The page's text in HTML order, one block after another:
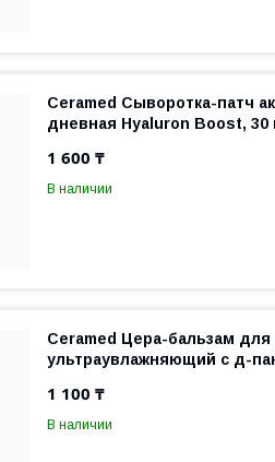
Ceramed Сыворотка-патч
дневная Hyaluron Boost, 30
1 600 ₸
В наличии
Ceramed Цера-бальзам для
ультраувлажняющий с д-
1 100 ₸
В наличии